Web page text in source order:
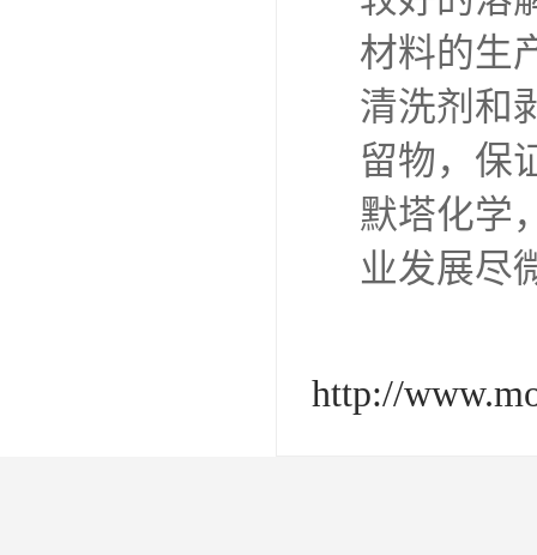
材料的生
清洗剂和
留物，保
默塔化学
业发展尽
http://